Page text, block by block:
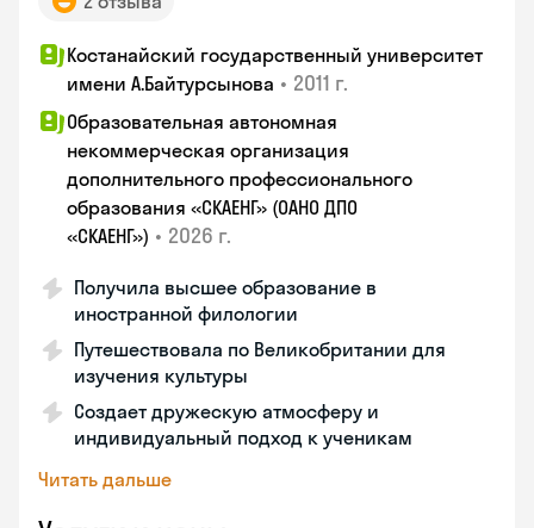
Костанайский государственный университет
имени А.Байтурсынова • 2011 г.
Образовательная автономная
некоммерческая организация
дополнительного профессионального
образования «СКАЕНГ» (ОАНО ДПО
«СКАЕНГ») • 2026 г.
Получила высшее образование в
иностранной филологии
Путешествовала по Великобритании для
изучения культуры
Создает дружескую атмосферу и
индивидуальный подход к ученикам
Читать дальше